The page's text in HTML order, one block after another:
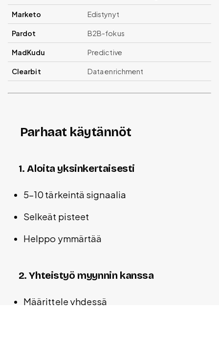
Marketo Edistynyt
Pardot B2B-fokus
MadKudu Predictive
Clearbit Data enrichment
Parhaat käytännöt
1. Aloita yksinkertaisesti
5-10 tärkeintä signaalia
Selkeät pisteet
Helppo ymmärtää
2. Yhteistyö myynnin kanssa
Määrittele yhdessä